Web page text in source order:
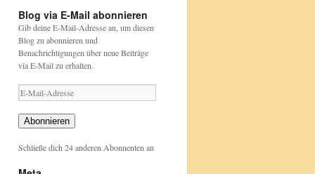
attenborough
gartenvoegel/index.html
Blog via E-Mail abonnieren
Gib deine E-Mail-Adresse an, um diesen
Blog zu abonnieren und
Benachrichtigungen über neue Beiträge
via E-Mail zu erhalten.
E-
Mail-
Adresse
Abonnieren
Schließe dich 24 anderen Abonnenten an